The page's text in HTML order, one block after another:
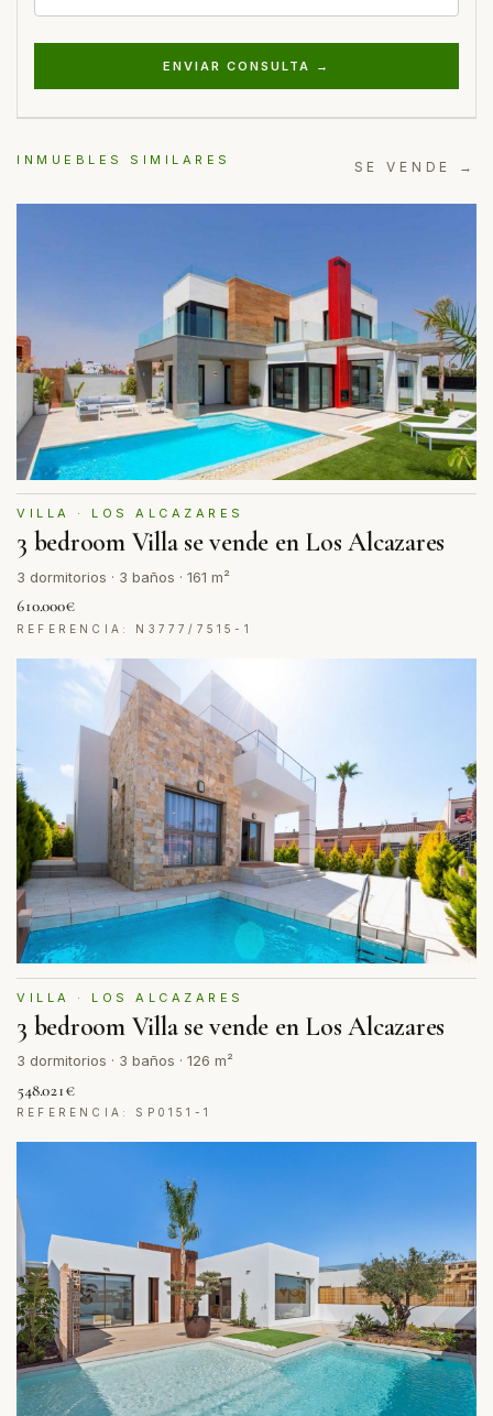
ENVIAR CONSULTA →
INMUEBLES SIMILARES SE VENDE →
VILLA · LOS ALCAZARES
3 bedroom Villa se vende en Los Alcazares
3 dormitorios · 3 baños · 161 m²
610.000€
REFERENCIA: N3777/7515-1
VILLA · LOS ALCAZARES
3 bedroom Villa se vende en Los Alcazares
3 dormitorios · 3 baños · 126 m²
548.021€
REFERENCIA: SP0151-1